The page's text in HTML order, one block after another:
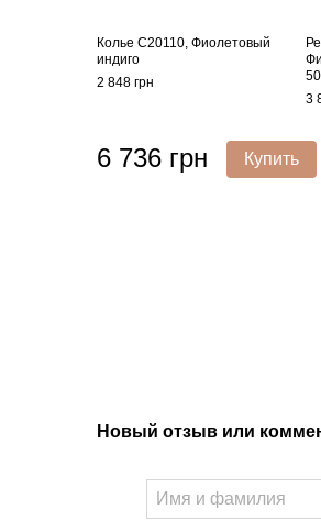
Колье C20110, Фиолетовый
индиго
2 848 грн
50
3
6 736 грн Купить
Новый отзыв или